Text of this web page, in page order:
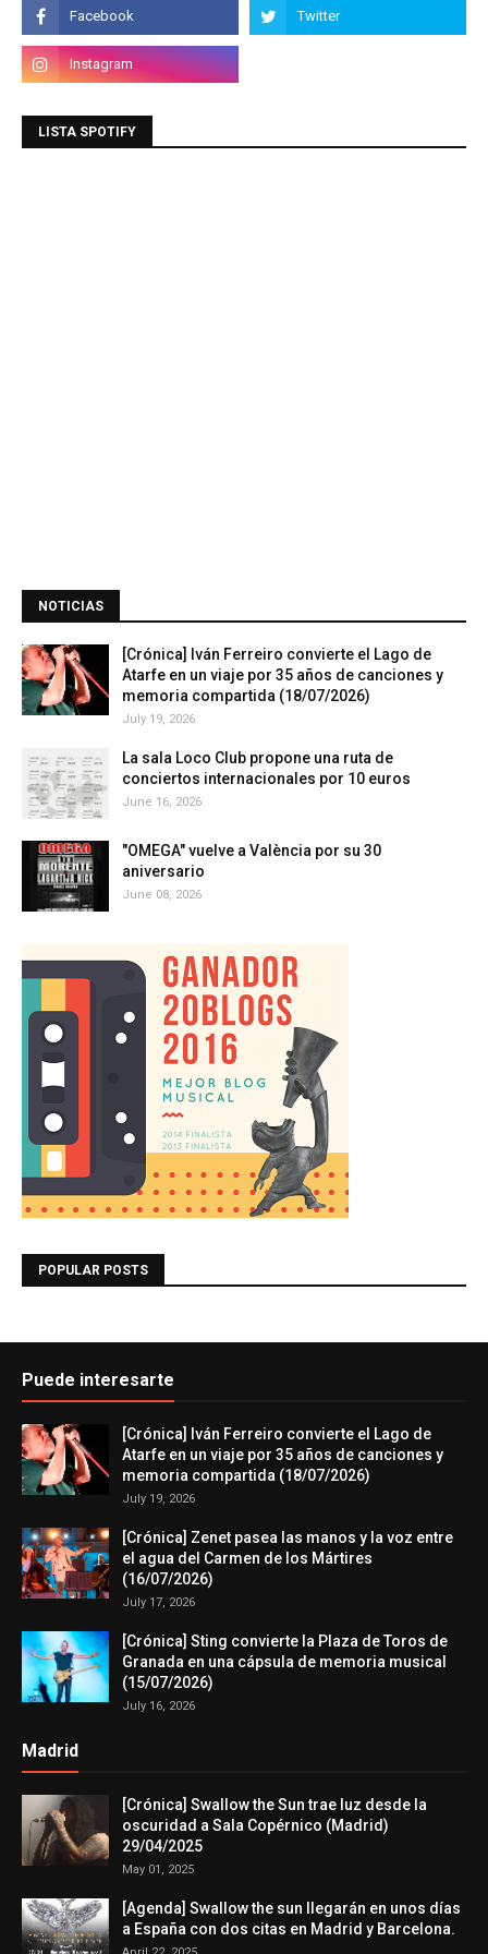
LISTA SPOTIFY
NOTICIAS
[Crónica] Iván Ferreiro convierte el Lago de
Atarfe en un viaje por 35 años de canciones y
memoria compartida (18/07/2026)
July 19, 2026
La sala Loco Club propone una ruta de
conciertos internacionales por 10 euros
June 16, 2026
"OMEGA" vuelve a València por su 30
aniversario
June 08, 2026
POPULAR POSTS
Puede interesarte
[Crónica] Iván Ferreiro convierte el Lago de
Atarfe en un viaje por 35 años de canciones y
memoria compartida (18/07/2026)
July 19, 2026
[Crónica] Zenet pasea las manos y la voz entre
el agua del Carmen de los Mártires
(16/07/2026)
July 17, 2026
[Crónica] Sting convierte la Plaza de Toros de
Granada en una cápsula de memoria musical
(15/07/2026)
July 16, 2026
Madrid
[Crónica] Swallow the Sun trae luz desde la
oscuridad a Sala Copérnico (Madrid)
29/04/2025
May 01, 2025
[Agenda] Swallow the sun llegarán en unos días
a España con dos citas en Madrid y Barcelona.